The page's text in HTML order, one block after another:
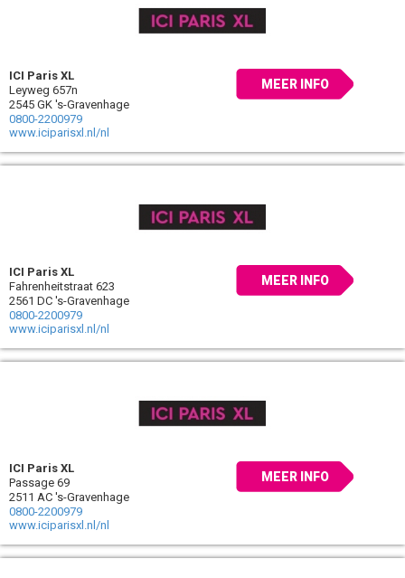
ICI Paris XL
Leyweg 657n
2545 GK 's-Gravenhage
0800-2200979
www.iciparisxl.nl/nl
MEER INFO
ICI Paris XL
Fahrenheitstraat 623
2561 DC 's-Gravenhage
0800-2200979
www.iciparisxl.nl/nl
MEER INFO
ICI Paris XL
Passage 69
2511 AC 's-Gravenhage
0800-2200979
www.iciparisxl.nl/nl
MEER INFO